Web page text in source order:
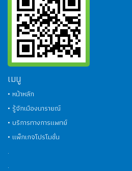
เมนู
• หน้าหลัก
• รู้จักเมืองนารายณ์
• บริการทางการแพทย์
• แพ็กเกจโปรโมชั่น
.
.